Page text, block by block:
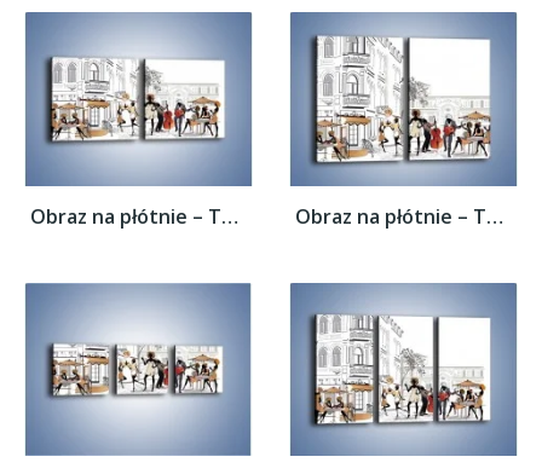
Obraz na płótnie – Tętniące życiem... Obraz na płótnie – Tętniące życiem...